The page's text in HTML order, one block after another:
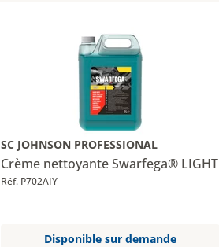
SC JOHNSON PROFESSIONAL
Crème nettoyante Swarfega® LIGHT
Réf. P702AIY
Disponible sur demande